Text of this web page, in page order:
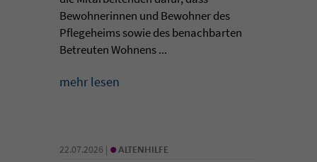
Bewohnerinnen und Bewohner des
Pflegeheims sowie des benachbarten
Betreuten Wohnens ...
mehr lesen
22.07.2026 | • ALTENHILFE